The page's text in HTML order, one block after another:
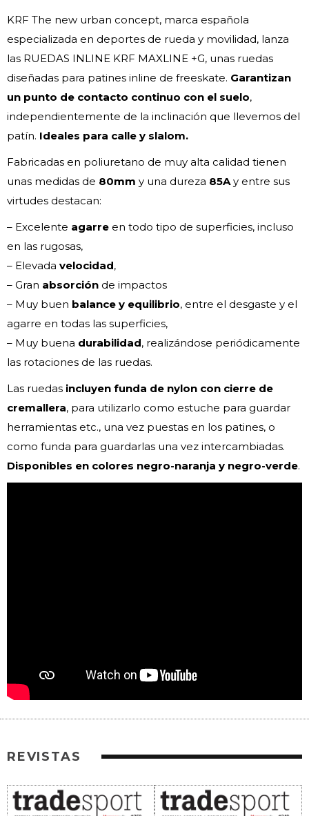
KRF The new urban concept, marca española
especializada en deportes de rueda y movilidad, lanza
las RUEDAS INLINE KRF MAXLINE +G, unas ruedas
diseñadas para patines inline de freeskate. Garantizan
un punto de contacto continuo con el suelo,
independientemente de la inclinación que llevemos del
patín. Ideales para calle y slalom.
Fabricadas en poliuretano de muy alta calidad tienen
unas medidas de 80mm y una dureza 85Ay entre sus
virtudes destacan:
– Excelente agarre en todo tipo de superficies, incluso
en las rugosas,
– Elevada velocidad,
– Gran absorción de impactos
– Muy buen balance y equilibrio, entre el desgaste y el
agarre en todas las superficies,
– Muy buena durabilidad, realizándose periódicamente
las rotaciones de las ruedas.
Las ruedas incluyen funda de nylon con cierre de
cremallera, para utilizarlo como estuche para guardar
herramientas etc., una vez puestas en los patines, o
como funda para guardarlas una vez intercambiadas.
Disponibles en colores negro-naranja y negro-verde.
REVISTAS